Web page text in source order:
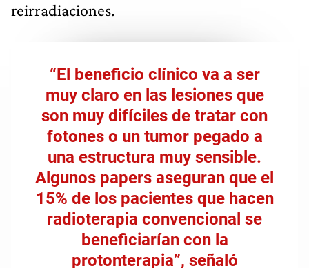
reirradiaciones.
“El beneficio clínico va a ser
muy claro en las lesiones que
son muy difíciles de tratar con
fotones o un tumor pegado a
una estructura muy sensible.
Algunos papers aseguran que el
15% de los pacientes que hacen
radioterapia convencional se
beneficiarían con la
protonterapia”, señaló